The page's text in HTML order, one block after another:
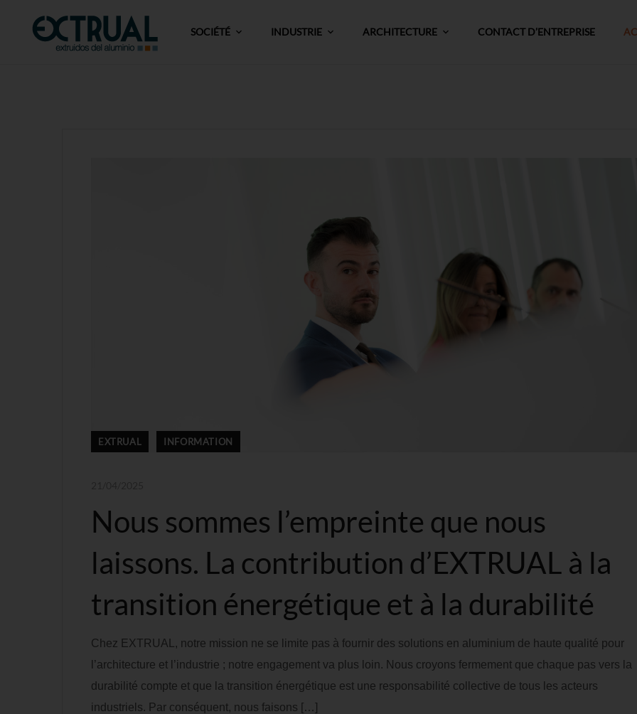
SOCIÉTÉ INDUSTRIE ARCHITECTURE CONTACT D’ENTREPRISE
EXTRUAL INFORMATION
Nous sommes l’empreinte que nous
laissons. La contribution d’EXTRUAL à la
transition énergétique et à la durabilité
Chez EXTRUAL, notre mission ne se limite pas à fournir des solutions en aluminium de haute qualité pour
l’architecture et l’industrie ; notre engagement va plus loin. Nous croyons fermement que chaque pas vers la
durabilité compte et que la transition énergétique est une responsabilité collective de tous les acteurs
industriels. Par conséquent, nous faisons […]